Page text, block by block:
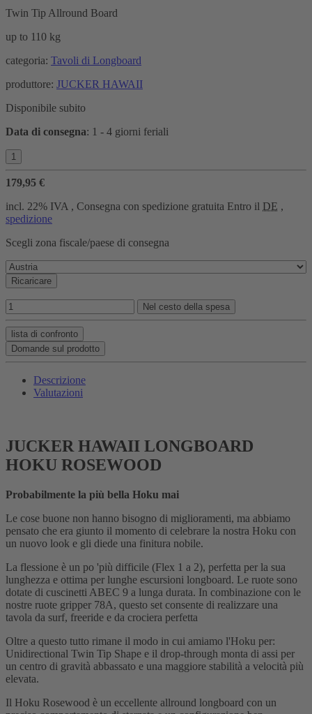
Twin Tip Allround Board
up to 110 kg
categoria: Tavoli di Longboard
produttore: JUCKER HAWAII
Disponibile subito
Data di consegna: 1 - 4 giorni feriali
179,95 €
incl. 22% IVA , Consegna con spedizione gratuita Entro il DE ,
spedizione
Scegli zona fiscale/paese di consegna
Ricaricare
Nel cesto della spesa
lista di confronto
Domande sul prodotto
Descrizione
Valutazioni
JUCKER HAWAII LONGBOARD
HOKU ROSEWOOD
Probabilmente la più bella Hoku mai
Le cose buone non hanno bisogno di miglioramenti, ma abbiamo
pensato che era giunto il momento di celebrare la nostra Hoku con
un nuovo look e gli diede una finitura nobile.
La flessione è un po 'più difficile (Flex 1 a 2), perfetta per la sua
lunghezza e ottima per lunghe escursioni longboard. Le ruote sono
dotate di cuscinetti ABEC 9 a lunga durata. In combinazione con le
nostre ruote gripper 78A, questo set consente di realizzare una
tavola da surf, freeride e da crociera perfetta
Oltre a questo tutto rimane il modo in cui amiamo l'Hoku per:
Unidirectional Twin Tip Shape e il drop-through monta di assi per
un centro di gravità abbassato e una maggiore stabilità a velocità più
elevata.
Il Hoku Rosewood è un eccellente allround longboard con un